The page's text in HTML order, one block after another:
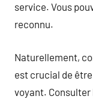
service. Vous
reconnu.
Naturellement,
est crucial de
voyant. Consulter